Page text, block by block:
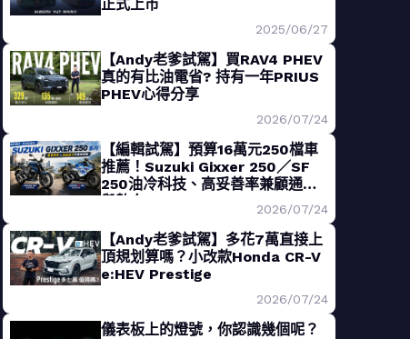
正式上市
2025/06/27
【Andy老爹試駕】買RAV4 PHEV
真的有比油電省? 持有一年PRIUS
PHEV心得分享
2026/07/24
【編輯試駕】預算16萬元250檔車
推薦！Suzuki Gixxer 250／SF
250油冷科技、高妥善率兼顧通勤
與熱血
2026/07/24
【Andy老爹試駕】多花7萬直接上
頂規划算嗎？小改款Honda CR-V
e:HEV Prestige
2026/07/24
儀表板上的燈號，你認識幾個呢？